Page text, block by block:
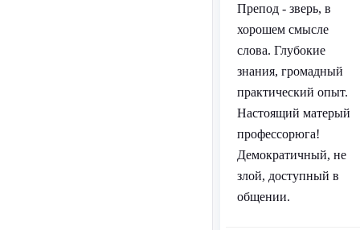
Препод - зверь, в
хорошем смысле
слова. Глубокие
знания, громадный
практический опыт.
Настоящий матерый
профессорюга!
Демократичный, не
злой, доступный в
общении.